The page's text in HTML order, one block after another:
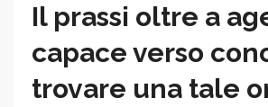
Il prassi oltre a
capace verso
trovare una tale